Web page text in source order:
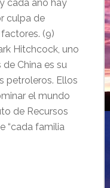
cada año hay
culpa de
(9)
Hitchcock, uno
China es su
petroleros. Ellos
el mundo
de Recursos
“cada familia